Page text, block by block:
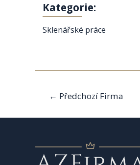
Kategorie:
Sklenářské práce
Navigace
pro
příspěvek
← Předchozí Firma